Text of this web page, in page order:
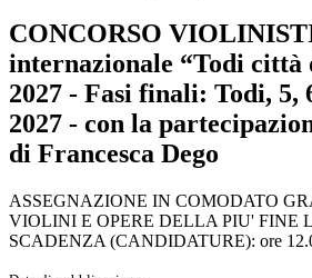
CONCORSO
internazionale “Todi città
2027 - Fasi finali: Todi, 5,
2027 - con la
di Francesca Dego
ASSEGNAZIONE IN COMODATO
VIOLINI E OPERE DELLA PIU' FINE
SCADENZA (CANDIDATURE): ore